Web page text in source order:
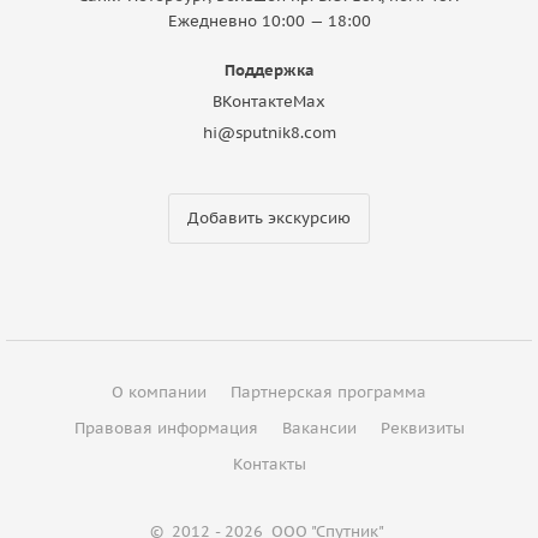
Ежедневно 10:00 — 18:00
Поддержка
ВКонтактеMax
hi@sputnik8.com
Добавить экскурсию
О компании
Партнерская программа
Правовая информация
Вакансии
Реквизиты
Контакты
© 2012 - 2026 ООО "Спутник"